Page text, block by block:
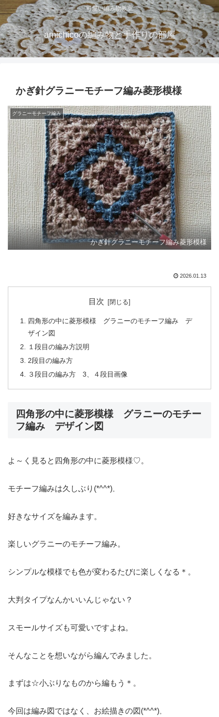
可愛い編み物教室
amichicoの編み物と手作りの部屋
かぎ針グラニーモチーフ編み菱形模様
グラニーモチーフ編み
かぎ針グラニーモチーフ編み菱形模様
2026.01.13
目次
四角形の中に菱形模様 グラニーのモチーフ編み デ
ザイン図
１段目の編み方説明
2段目の編み方
３段目の編み方 3、４段目画像
四角形の中に菱形模様 グラニーのモチー
フ編み デザイン図
よ～く見ると四角形の中に菱形模様♡。
モチーフ編みは久しぶり(*^^*)。
好きなサイズを編みます。
楽しいグラニーのモチーフ編み。
シンプルな模様でも色が変わるたびに楽しくなる＊。
大判タイプなんかいいんじゃない？
スモールサイズも可愛いですよね。
そんなことを想いながら編んでみました。
まずは☆小ぶりなものから編もう＊。
今回は編み図ではなく、お絵描きの図(*^^*)。